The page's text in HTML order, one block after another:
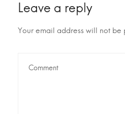
Leave a reply
Your email address will not be